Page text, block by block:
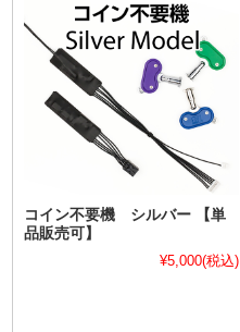
コイン不要機 シルバー 【単
品販売可】
¥5,000(税込)